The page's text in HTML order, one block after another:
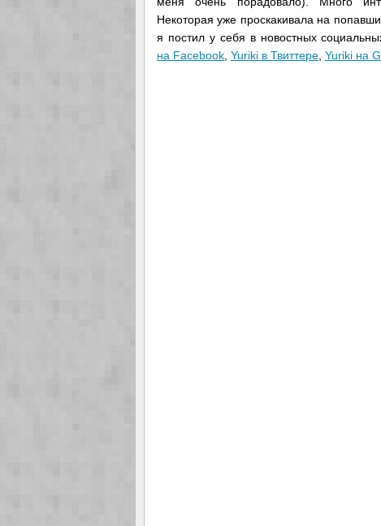
Некоторая уже проскакивала на
я постил у себя в новостных
на Facebook Yuriki в Твиттере Yuriki на